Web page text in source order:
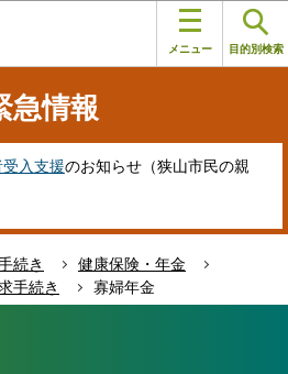
メニュー 目的別検索
急情報
入支援のお知らせ（狭山市民の親
続き
健康保険・年金
手続き
寡婦年金